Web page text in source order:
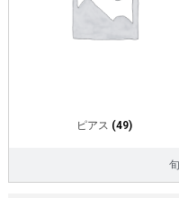
ピアス (49)